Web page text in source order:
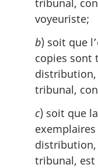
tribunal,
voyeuriste;
b) soit que
copies sont
distribution,
tribunal,
c) soit que
distribution,
tribunal, est